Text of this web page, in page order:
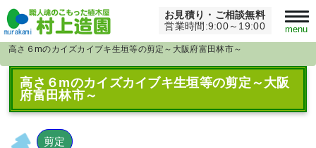
お見積り・ご相談無料
営業時間:9:00～19:00
menu
Home > 大阪府 >
高さ６mのカイズカイブキ生垣等の剪定～大阪府富田林市～
高さ６mのカイズカイブキ生垣等の剪定～大阪
府富田林市～
剪定